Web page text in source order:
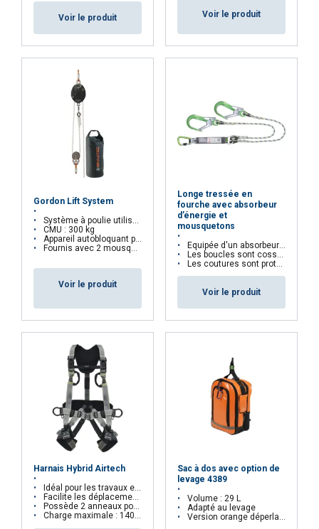
Voir le produit Voir le produit
Gordon Lift System
Système à poulie utilisé pour soulever des charges
CMU : 300 kg
Appareil autobloquant pour éviter les chutes de charges
Fournis avec 2 mousquetons et 1 DRYBAG
Voir le produit
Longe tressée en
fourche avec absorbeur
d’énergie et
mousquetons
Equipée d'un absorbeur d'énergie
Les boucles sont cossées pour résister à l'abrasion
Les coutures sont protégées par une gaine transparente
Voir le produit
Harnais Hybrid Airtech
Idéal pour les travaux en industrie et pour le travail en suspension
Facilite les déplacements verticaux sur rail ou câble
Possède 2 anneaux porte-outils
Charge maximale : 140 kg
Sac à dos avec option de
levage 4389
Volume : 29 L
Adapté au levage
Version orange déperlante
Ce site Web utilise des cookies
Nous utilisons des cookies pour personnaliser le
contenu, les publicités et analyser notre trafic.
Nous partageons également des informations
sur votre utilisation de notre site avec nos
partenaires de publicité et d'analyse qui peuvent
les combiner avec d'autres informations que
vous leur avez fournies ou qu'ils ont collectées
lors de votre utilisation de leurs services.
Privacy Policy
nécessaires
Ciblage
Fonctionnalité Non classifiés
REFUSER TOUT
AFFICHER LES DÉTAILS